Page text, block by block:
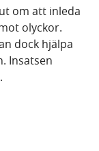
om att inleda
olyckor.
dock hjälpa
Insatsen